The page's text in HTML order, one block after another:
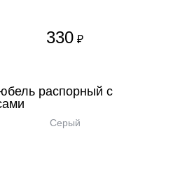
330 ₽
распорный с
Серый